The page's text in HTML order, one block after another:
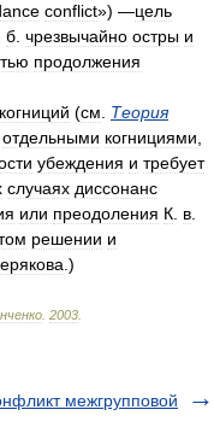
conflict») —цель
б чрезвычайно остры и
продолжения
когниций (см
Теория
отдельными когнициями
убеждения и требует
случаях диссонанс
или преодоления К в
решении и
.)
2003
межгрупповой